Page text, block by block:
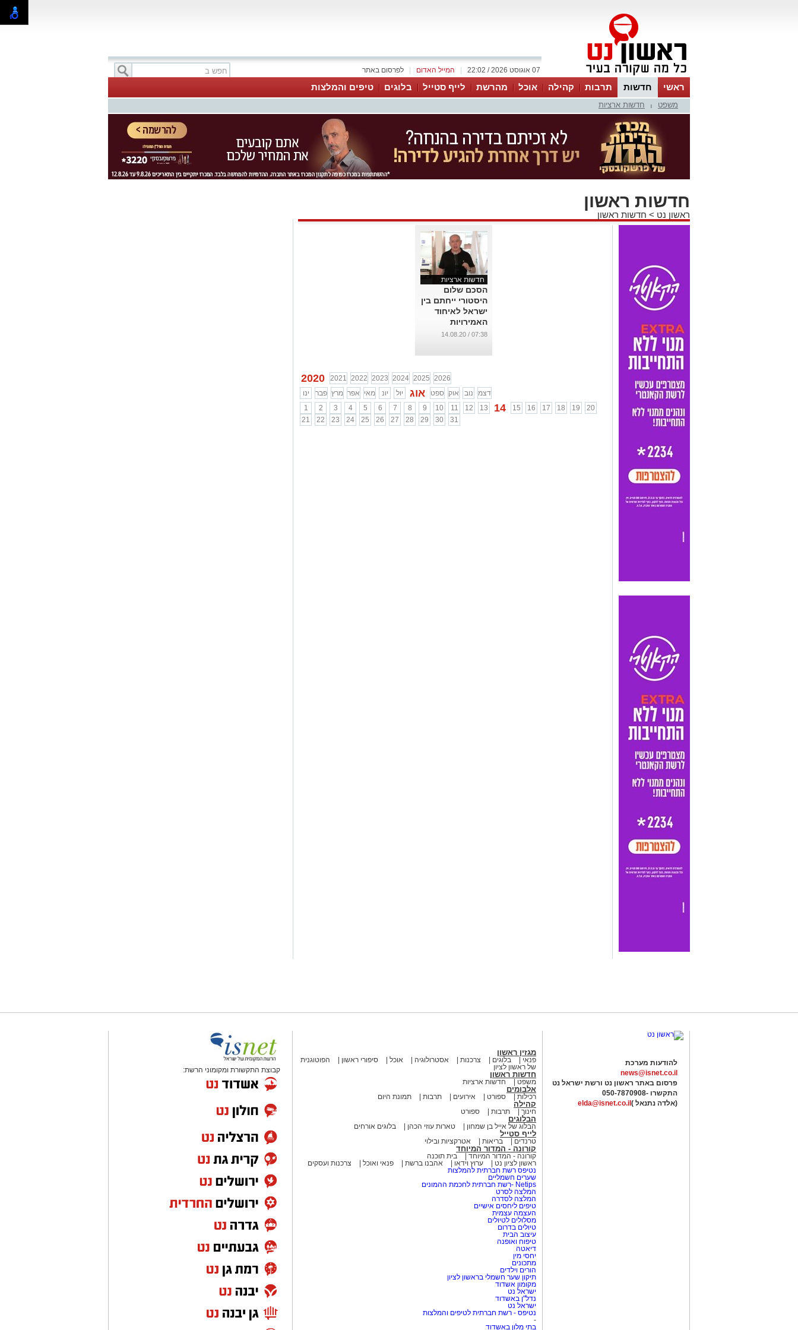
לפרסום באתר המייל האדום 07 אוגוסט 2026 / 22:02
ראשי חדשות תרבות קהילה אוכל מהרשת לייף סטייל בלוגים טיפים והמלצות
משפט חדשות ארציות
חדשות ראשון
ראשון נט > חדשות ראשון
חדשות ארציות
הסכם שלום
היסטורי ייחתם בין
ישראל לאיחוד
האמירויות
...
07:38 / 14.08.20
2020 2021 2022 2023 2024 2025 2026
ינו
פבר מרץ אפר מאי יונ יול אוג ספט אוק נוב
דצמ
1
2 3 4 5 6 7 8 9 10 11 12 13 14 15 16 17 18 19
20
21
22 23 24 25 26 27 28 29 30 31
להודעות מערכת
news@isnet.co.il
פרסום באתר ראשון נט ורשת ישראל נט
התקשרו -050-7870908
(אלדה נתנאל ) elda@isnet.co.il
מגזין ראשון
פנאי בלוגים צרכנות אסטרולוגיה אוכל סיפורי ראשון
הפוטוגנית
של ראשון לציון
חדשות ראשון
משפט חדשות ארציות
אלבומים
רכילות ספורט אירועים תרבות תמונת היום
קהילה
חינוך תרבות ספורט
הבלוגים
הבלוג של אייל בן שמחון טארות עוזי הכהן בלוגים אורחים
לייף סטייל
טרנדים בריאות אטרקציות ובילוי
קורונה - המדור המיוחד
קורונה - המדור המיוחד
בית תוכנה
ראשון לציון נט
ערוץ וידאו אהבנו ברשת פנאי ואוכל
צרכנות ועסקים
נטיפס רשת חברתית להמלצות
שערים חשמליים
Netips -רשת חברתית לחכמת ההמונים
המלצה לסרט
המלצה לסדרה
טיפים ליחסים אישיים
העצמה עצמית
מסלולים לטיולים
טיולים בדרום
עיצוב הבית
טיפוח ואופנה
דיאטה
יחסי מין
מתכונים
הורים וילדים
תיקון שער חשמלי בראשון לציון
מקומון אשדוד
ישראל נט
נדל"ן באשדוד
ישראל נט
נטיפס - רשת חברתית לטיפים והמלצות
-
בתי מלון באשדוד
קבוצת התקשורת ומקומוני הרשת: